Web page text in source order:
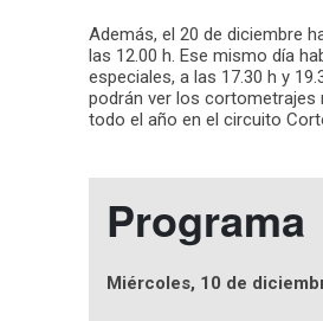
Además, el 20 de diciembre
las 12.00 h. Ese mismo día
especiales, a las 17.30 h y
podrán ver los cortometrajes
todo el año en el circuito
Programa
Miércoles, 10 de